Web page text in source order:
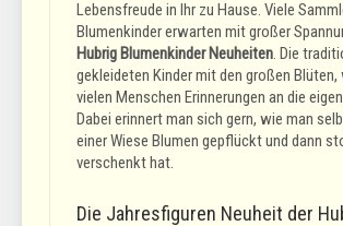
Lebensfreude in Ihr zu Hause. Viele
Blumenkinder erwarten mit großer
Hubrig Blumenkinder Neuheiten. Die
gekleideten Kinder mit den großen Blüten,
vielen Menschen Erinnerungen an die
Dabei erinnert man sich gern, wie man
einer Wiese Blumen gepflückt und dann
verschenkt hat.
Die Jahresfiguren Neuheit der